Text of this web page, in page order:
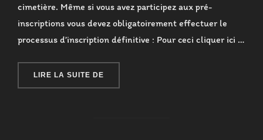
cimetière. Même si vous avez participez aux pré-
inscriptions vous devez obligatoirement effectuer le
processus d’inscription définitive : Pour ceci cliquer ici …
LIRE LA SUITE DE